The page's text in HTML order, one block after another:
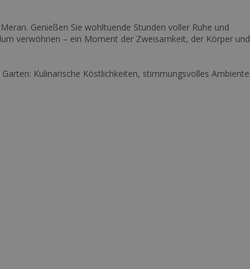
Genießen Sie wohltuende Stunden voller Ruhe und
verwöhnen – ein Moment der Zweisamkeit, der Körper und
Kulinarische Köstlichkeiten, stimmungsvolles Ambiente